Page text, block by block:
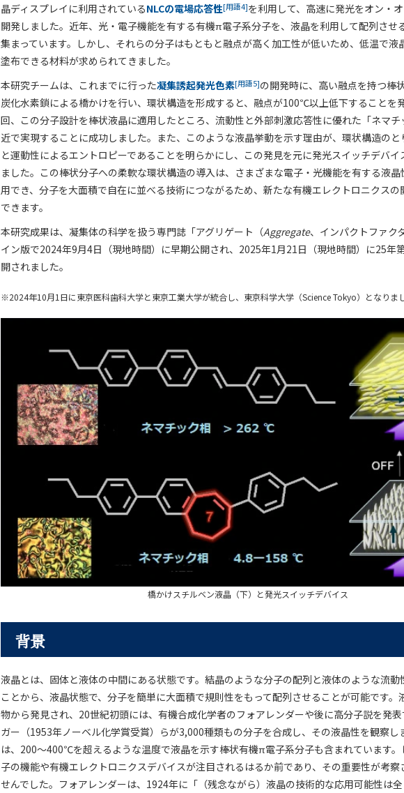
晶ディスプレイに利用されているNLCの電場応答性[用語4]を利用して、高速に発光をオン・
開発しました。近年、光・電子機能を有する有機π電子系分子を、液晶を利用して配列させ
集まっています。しかし、それらの分子はもともと融点が高く加工性が低いため、低温で液
塗布できる材料が求められてきました。
本研究チームは、これまでに行った凝集誘起発光色素[用語5]の開発時に、高い融点を持つ棒
炭化水素鎖による橋かけを行い、環状構造を形成すると、融点が100℃以上低下することを
回、この分子設計を棒状液晶に適用したところ、流動性と外部刺激応答性に優れた「ネマ
近で実現することに成功しました。また、このような液晶挙動を示す理由が、環状構造の
と運動性によるエントロピーであることを明らかにし、この発見を元に発光スイッチデバ
ました。この棒状分子への柔軟な環状構造の導入は、さまざまな電子・光機能を有する液
用でき、分子を大面積で自在に並べる技術につながるため、新たな有機エレクトロニクス
できます。
本研究成果は、凝集体の科学を扱う専門誌「アグリゲート（Aggregate、インパクトファク
イン版で2024年9月4日（現地時間）に早期公開され、2025年1月21日（現地時間）に25年
開されました。
※2024年10月1日に東京医科歯科大学と東京工業大学が統合し、東京科学大学（Science Tokyo）となりま
橋かけスチルベン液晶（下）と発光スイッチデバイス
背景
液晶とは、固体と液体の中間にある状態です。結晶のような分子の配列と液体のような流動
ことから、液晶状態で、分子を簡単に大面積で規則性をもって配列させることが可能です。
物から発見され、20世紀初頭には、有機合成化学者のフォアレンダーや後に高分子説を発
ガー（1953年ノーベル化学賞受賞）らが3,000種類もの分子を合成し、その液晶性を観察し
は、200～400℃を超えるような温度で液晶を示す棒状有機π電子系分子も含まれています
子の機能や有機エレクトロニクスデバイスが注目されるはるか前であり、その重要性が考
せんでした。フォアレンダーは、1924年に「（残念ながら）液晶の技術的な応用可能性は